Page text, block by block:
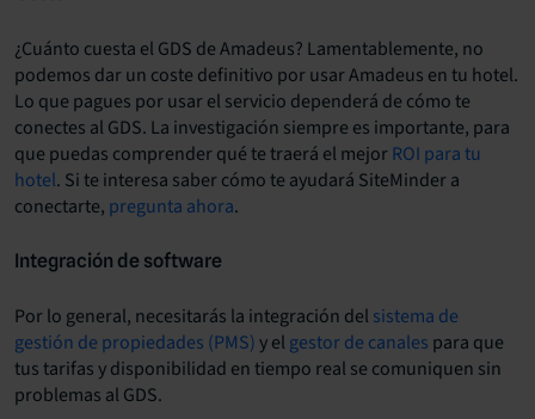
¿Cuánto cuesta el GDS de Amadeus? Lamentablemente, no
podemos dar un coste definitivo por usar Amadeus en tu hotel.
Lo que pagues por usar el servicio dependerá de cómo te
conectes al GDS. La investigación siempre es importante, para
que puedas comprender qué te traerá el mejorROI para tu
hotel. Si te interesa saber cómo te ayudará SiteMinder a
conectarte, pregunta ahora.
Integración de software
Por lo general, necesitarás la integración del sistema de
gestión de propiedades (PMS)y el gestor de canales para que
tus tarifas y disponibilidad en tiempo real se comuniquen sin
problemas al GDS.